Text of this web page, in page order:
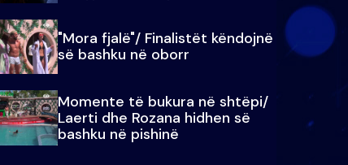
madhe
"Mora fjalë"/ Finalistët këndojnë
së bashku në oborr
Momente të bukura në shtëpi/
Laerti dhe Rozana hidhen së
bashku në pishinë